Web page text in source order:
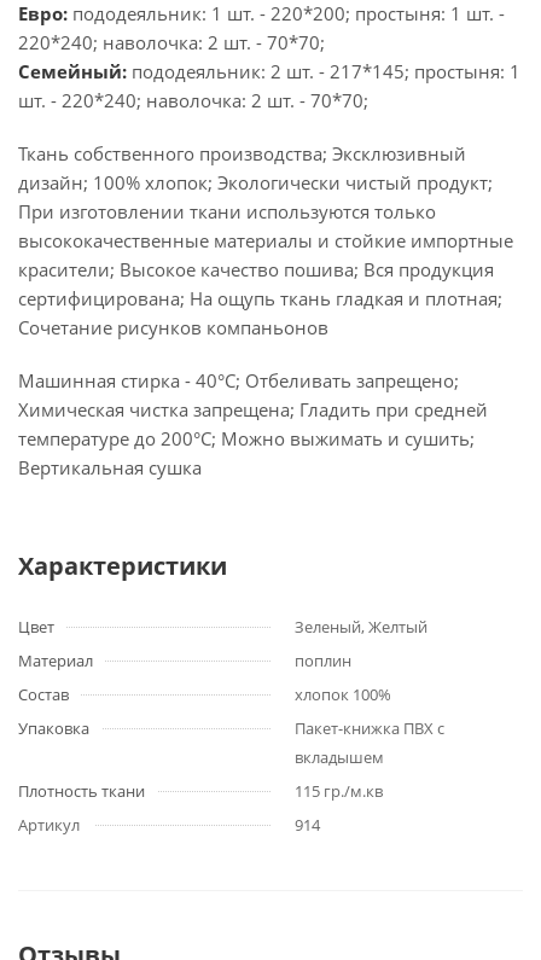
Евро: пододеяльник: 1 шт. - 220*200; простыня: 1 шт. -
220*240; наволочка: 2 шт. - 70*70;
Семейный: пододеяльник: 2 шт. - 217*145; простыня: 1
шт. - 220*240; наволочка: 2 шт. - 70*70;
Ткань собственного производства; Эксклюзивный
дизайн; 100% хлопок; Экологически чистый продукт;
При изготовлении ткани используются только
высококачественные материалы и стойкие импортные
красители; Высокое качество пошива; Вся продукция
сертифицирована; На ощупь ткань гладкая и плотная;
Сочетание рисунков компаньонов
Машинная стирка - 40°C; Отбеливать запрещено;
Химическая чистка запрещена; Гладить при средней
температуре до 200°С; Можно выжимать и сушить;
Вертикальная сушка
Характеристики
Цвет
Зеленый, Желтый
Материал
поплин
Состав
хлопок 100%
Упаковка
Пакет-книжка ПВХ с
вкладышем
Плотность ткани
115 гр./м.кв
Артикул
914